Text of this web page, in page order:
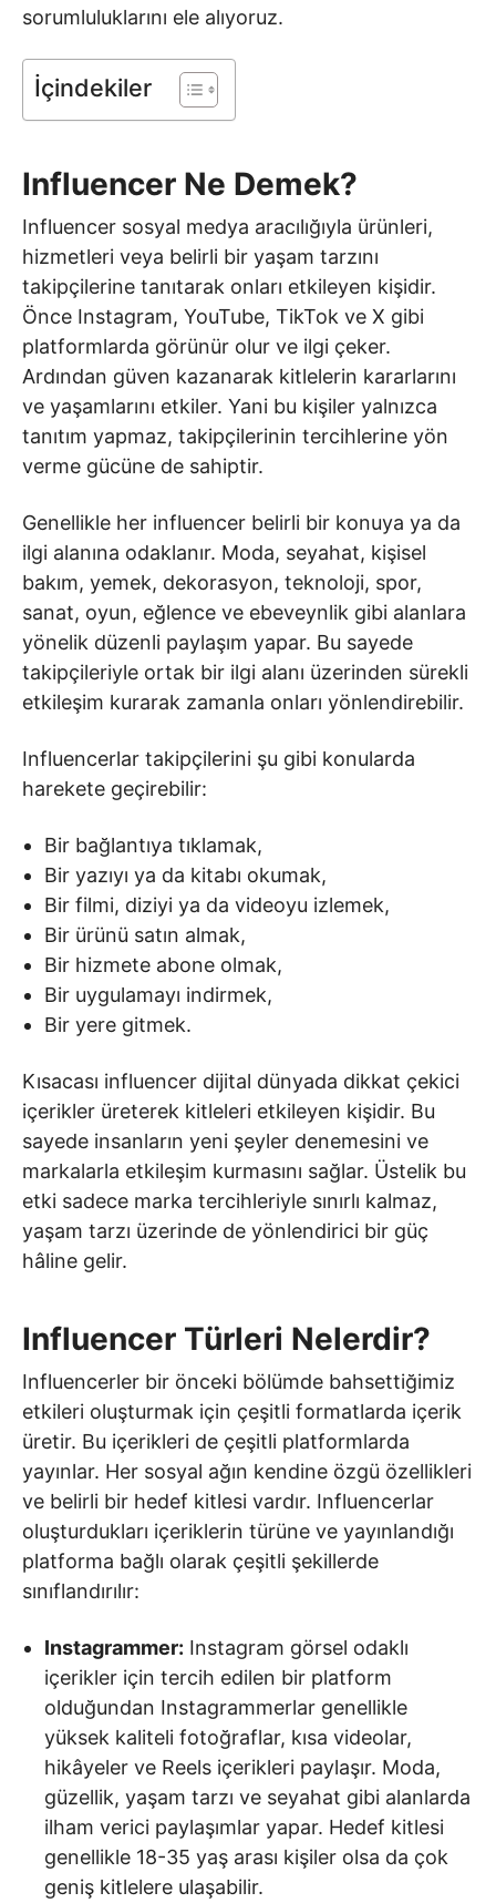
sorumluluklarını ele alıyoruz.
İçindekiler
Influencer Ne Demek?
Influencer sosyal medya aracılığıyla ürünleri,
hizmetleri veya belirli bir yaşam tarzını
takipçilerine tanıtarak onları etkileyen kişidir.
Önce Instagram, YouTube, TikTok ve X gibi
platformlarda görünür olur ve ilgi çeker.
Ardından güven kazanarak kitlelerin kararlarını
ve yaşamlarını etkiler. Yani bu kişiler yalnızca
tanıtım yapmaz, takipçilerinin tercihlerine yön
verme gücüne de sahiptir.
Genellikle her influencer belirli bir konuya ya da
ilgi alanına odaklanır. Moda, seyahat, kişisel
bakım, yemek, dekorasyon, teknoloji, spor,
sanat, oyun, eğlence ve ebeveynlik gibi alanlara
yönelik düzenli paylaşım yapar. Bu sayede
takipçileriyle ortak bir ilgi alanı üzerinden sürekli
etkileşim kurarak zamanla onları yönlendirebilir.
Influencerlar takipçilerini şu gibi konularda
harekete geçirebilir:
Bir bağlantıya tıklamak,
Bir yazıyı ya da kitabı okumak,
Bir filmi, diziyi ya da videoyu izlemek,
Bir ürünü satın almak,
Bir hizmete abone olmak,
Bir uygulamayı indirmek,
Bir yere gitmek.
Kısacası influencer dijital dünyada dikkat çekici
içerikler üreterek kitleleri etkileyen kişidir. Bu
sayede insanların yeni şeyler denemesini ve
markalarla etkileşim kurmasını sağlar. Üstelik bu
etki sadece marka tercihleriyle sınırlı kalmaz,
yaşam tarzı üzerinde de yönlendirici bir güç
hâline gelir.
Influencer Türleri Nelerdir?
Influencerler bir önceki bölümde bahsettiğimiz
etkileri oluşturmak için çeşitli formatlarda içerik
üretir. Bu içerikleri de çeşitli platformlarda
yayınlar. Her sosyal ağın kendine özgü özellikleri
ve belirli bir hedef kitlesi vardır. Influencerlar
oluşturdukları içeriklerin türüne ve yayınlandığı
platforma bağlı olarak çeşitli şekillerde
sınıflandırılır:
Instagrammer: Instagram görsel odaklı
içerikler için tercih edilen bir platform
olduğundan Instagrammerlar genellikle
yüksek kaliteli fotoğraflar, kısa videolar,
hikâyeler ve Reels içerikleri paylaşır. Moda,
güzellik, yaşam tarzı ve seyahat gibi alanlarda
ilham verici paylaşımlar yapar. Hedef kitlesi
genellikle 18-35 yaş arası kişiler olsa da çok
geniş kitlelere ulaşabilir.